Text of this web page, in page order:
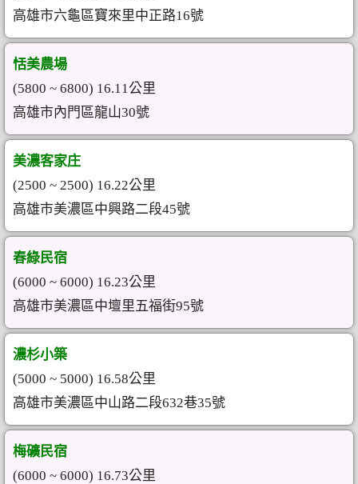
高雄市六龜區寶來里中正路16號
恬美農場
(5800 ~ 6800) 16.11公里
高雄市內門區龍山30號
美濃客家庄
(2500 ~ 2500) 16.22公里
高雄市美濃區中興路二段45號
春綠民宿
(6000 ~ 6000) 16.23公里
高雄市美濃區中壇里五福街95號
濃杉小築
(5000 ~ 5000) 16.58公里
高雄市美濃區中山路二段632巷35號
梅礦民宿
(6000 ~ 6000) 16.73公里